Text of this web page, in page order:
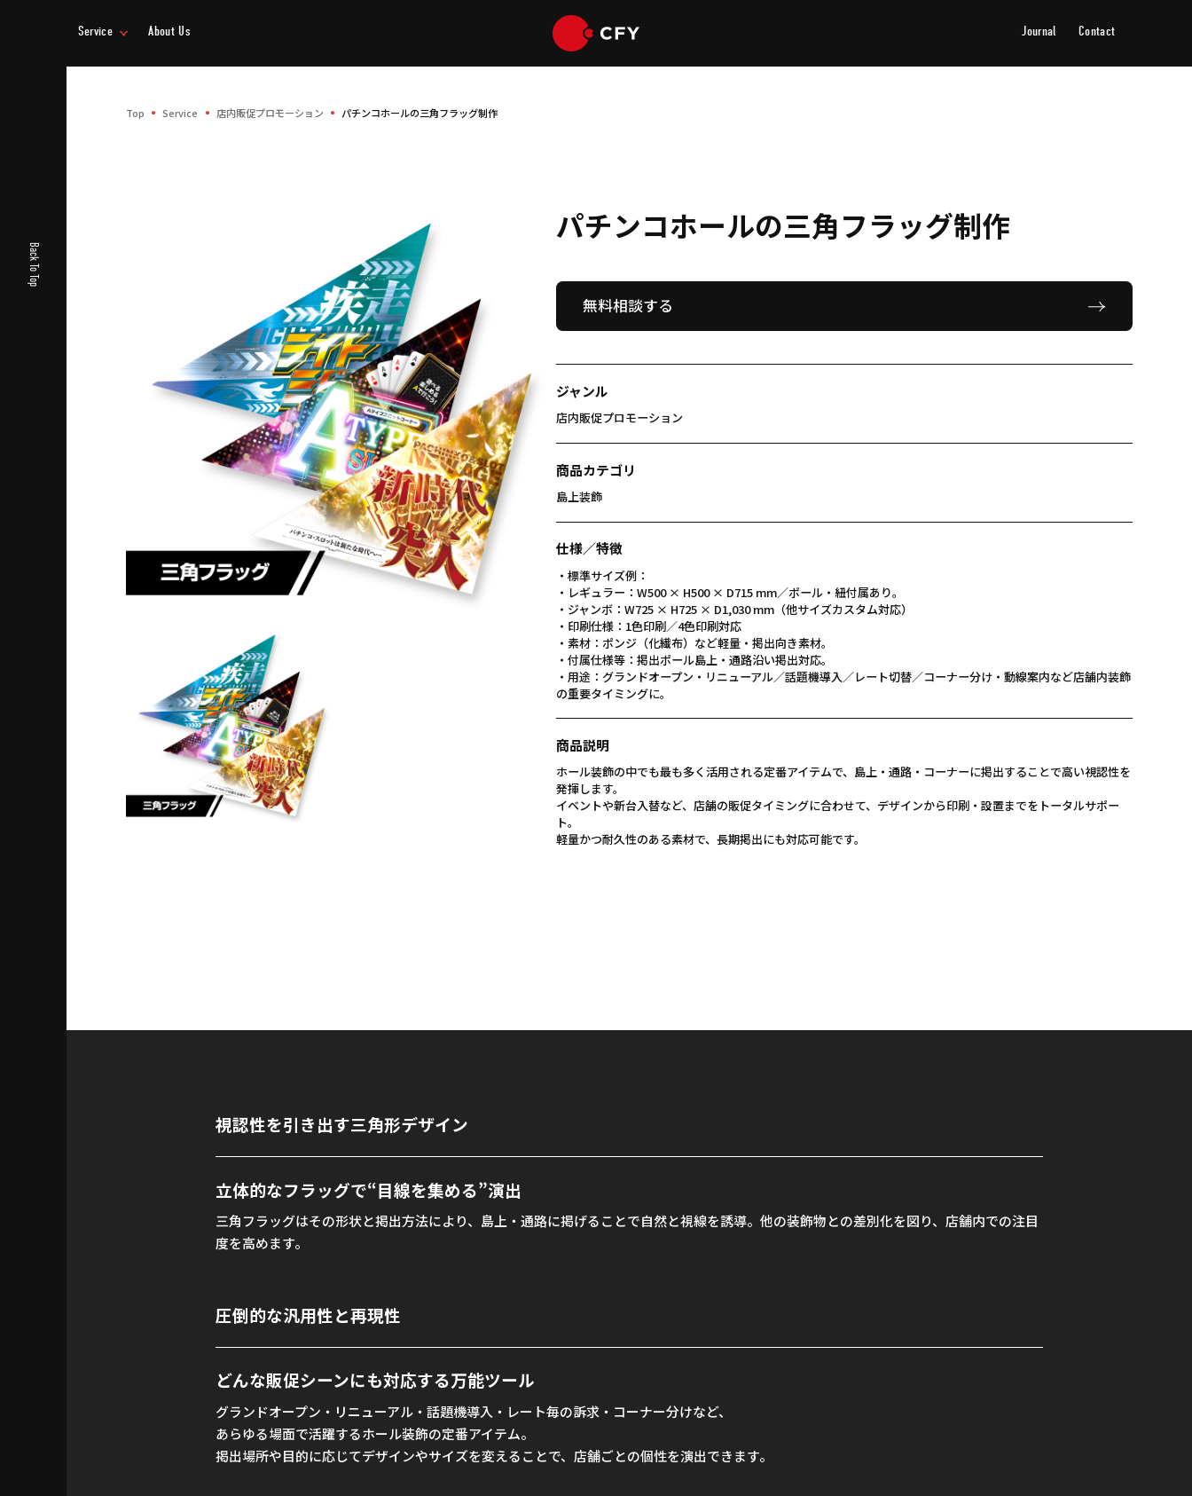
Service About Us Journal Contact
Top Service 店内販促プロモーション パチンコホールの三角フラッグ制作
Back To Top
パチンコホールの三角フラッグ制作
無料相談する
ジャンル
店内販促プロモーション
商品カテゴリ
島上装飾
仕様／特徴
・標準サイズ例：
・レギュラー：W500 × H500 × D715 mm／ポール・紐付属あり。
・ジャンボ：W725 × H725 × D1,030 mm（他サイズカスタム対応）
・印刷仕様：1色印刷／4色印刷対応
・素材：ポンジ（化繊布）など軽量・掲出向き素材。
・付属仕様等：掲出ポール島上・通路沿い掲出対応。
・用途：グランドオープン・リニューアル／話題機導入／レート切替／コーナー分け・動線案内など店舗内装飾
の重要タイミングに。
商品説明
ホール装飾の中でも最も多く活用される定番アイテムで、島上・通路・コーナーに掲出することで高い視認性を
発揮します。
イベントや新台入替など、店舗の販促タイミングに合わせて、デザインから印刷・設置までをトータルサポー
ト。
軽量かつ耐久性のある素材で、長期掲出にも対応可能です。
視認性を引き出す三角形デザイン
立体的なフラッグで“目線を集める”演出
三角フラッグはその形状と掲出方法により、島上・通路に掲げることで自然と視線を誘導。他の装飾物との差別化を図り、店舗内での注目
度を高めます。
圧倒的な汎用性と再現性
どんな販促シーンにも対応する万能ツール
グランドオープン・リニューアル・話題機導入・レート毎の訴求・コーナー分けなど、
あらゆる場面で活躍するホール装飾の定番アイテム。
掲出場所や目的に応じてデザインやサイズを変えることで、店舗ごとの個性を演出できます。